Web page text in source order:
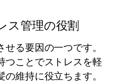
ス管理の役割
る要因の一つです。
つことでストレスを軽
維持に役立ちます。